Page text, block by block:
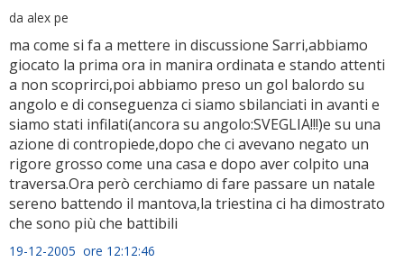
da alex pe
ma come si fa a mettere in discussione Sarri,abbiamo
giocato la prima ora in manira ordinata e stando attenti
a non scoprirci,poi abbiamo preso un gol balordo su
angolo e di conseguenza ci siamo sbilanciati in avanti e
siamo stati infilati(ancora su angolo:SVEGLIA!!!)e su una
azione di contropiede,dopo che ci avevano negato un
rigore grosso come una casa e dopo aver colpito una
traversa.Ora però cerchiamo di fare passare un natale
sereno battendo il mantova,la triestina ci ha dimostrato
che sono più che battibili
19-12-2005 ore 12:12:46